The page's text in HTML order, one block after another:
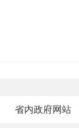
省内政府网站